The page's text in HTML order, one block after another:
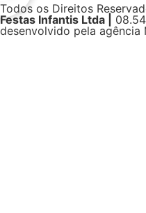
Todos os Direitos
Festas Infantis Ltda |
desenvolvido pela agência